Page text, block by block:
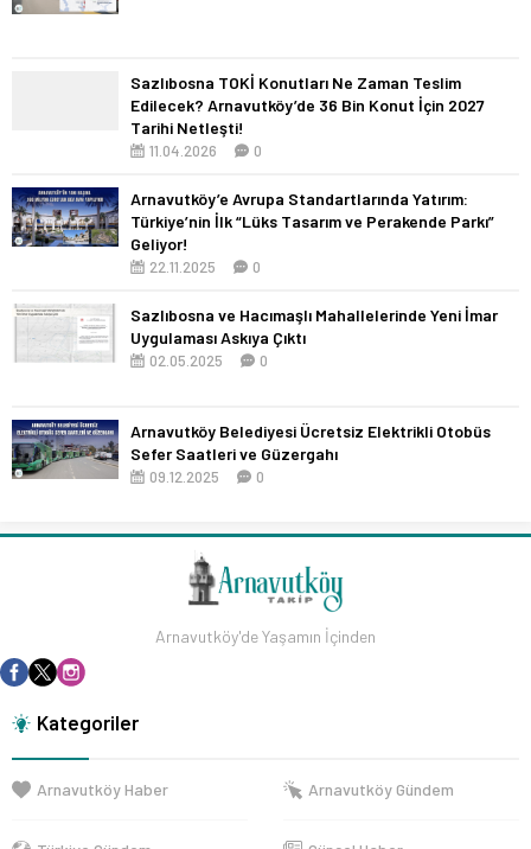
Sazlıbosna TOKİ Konutları Ne Zaman Teslim
Edilecek? Arnavutköy’de 36 Bin Konut İçin 2027
Tarihi Netleşti!
11.04.2026 0
Arnavutköy’e Avrupa Standartlarında Yatırım:
Türkiye’nin İlk “Lüks Tasarım ve Perakende Parkı”
Geliyor!
22.11.2025 0
Sazlıbosna ve Hacımaşlı Mahallelerinde Yeni İmar
Uygulaması Askıya Çıktı
02.05.2025 0
Arnavutköy Belediyesi Ücretsiz Elektrikli Otobüs
Sefer Saatleri ve Güzergahı
09.12.2025 0
Arnavutköy'de Yaşamın İçinden
Kategoriler
Arnavutköy Haber Arnavutköy Gündem